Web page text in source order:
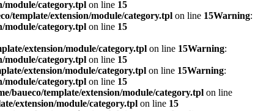
module/category.tpl on line 15
template/extension/module/category.tpl on line 15Warning:
module/category.tpl on line 15
extension/module/category.tpl on line 15Warning:
module/category.tpl on line 15
extension/module/category.tpl on line 15Warning:
module/category.tpl on line 15
baueco/template/extension/module/category.tpl on line
extension/module/category.tpl on line 15